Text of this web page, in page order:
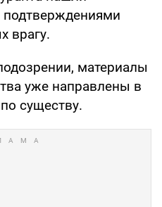
подтверждениями
врагу.
материалы
уже направлены в
существу.